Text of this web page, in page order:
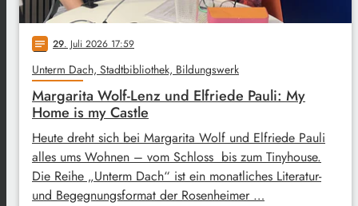
notes 29. Juli 2026 17:59
Unterm Dach, Stadtbibliothek, Bildungswerk
Margarita Wolf-Lenz und Elfriede Pauli: My
Home is my Castle
Heute dreht sich bei Margarita Wolf und Elfriede Pauli
alles ums Wohnen – vom Schloss bis zum Tinyhouse.
Die Reihe „Unterm Dach“ ist ein monatliches Literatur-
und Begegnungsformat der Rosenheimer …